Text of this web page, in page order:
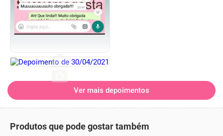
Ver mais depoimentos
Produtos que pode gostar também